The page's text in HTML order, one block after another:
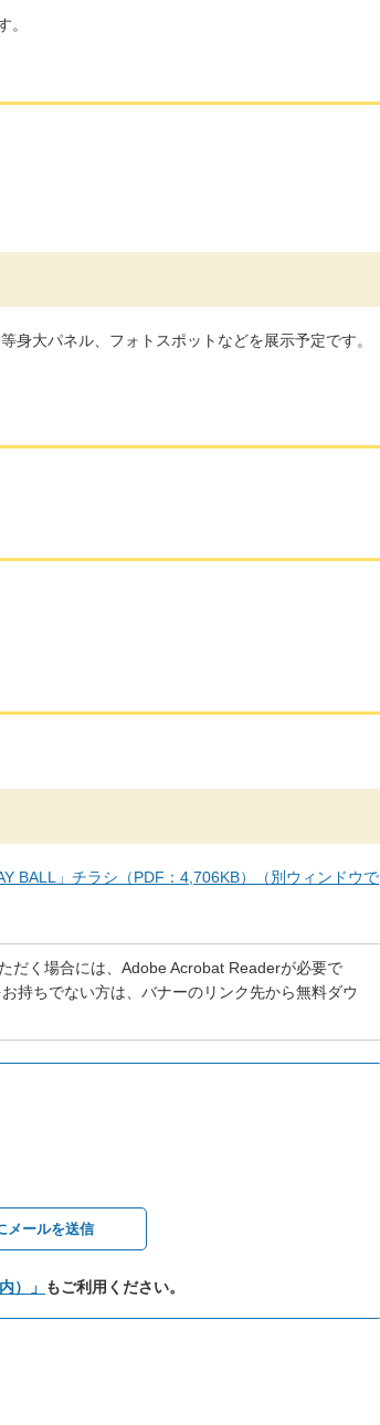
。
身大パネル、フォトスポットなどを展示予定です。
BALL」チラシ（PDF：4,706KB）（別ウィンドウで
だく場合には、Adobe Acrobat Readerが必要で
持ちでない方は、バナーのリンク先から無料ダウ
メールを送信
）」 もご利用ください。